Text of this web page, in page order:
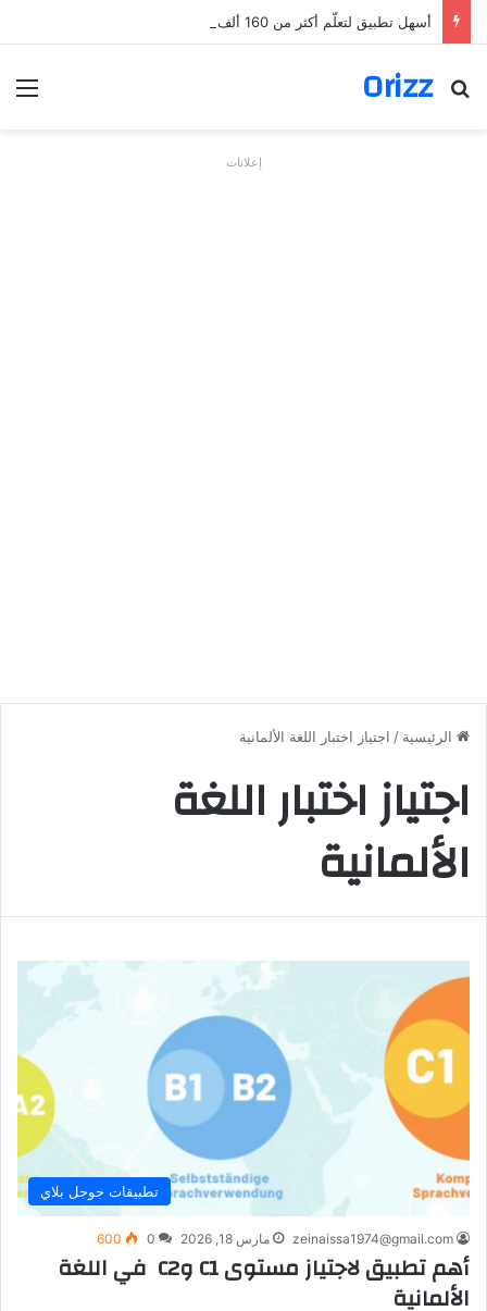
أسهل تطبيق لتعلّم أكثر من 160 ألف فعل بالألمانية
Orizz
بحث عن
إعلانات
الرئيسية / اجتياز اختبار اللغة الألمانية
اجتياز اختبار اللغة
الألمانية
تطبيقات جوجل بلاي
zeinaissa1974@gmail.com مارس 18, 2026 0
600
أهم تطبيق لاجتياز مستوى C1 وC2 في اللغة
الألمانية